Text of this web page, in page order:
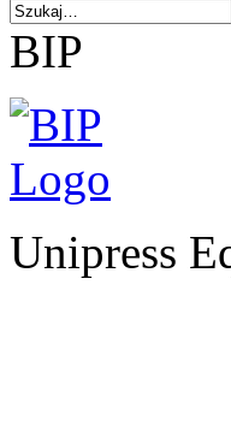
BIP
Unipress